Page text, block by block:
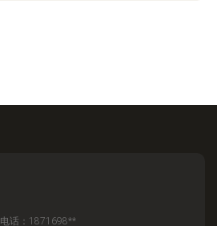
电话：1871698**